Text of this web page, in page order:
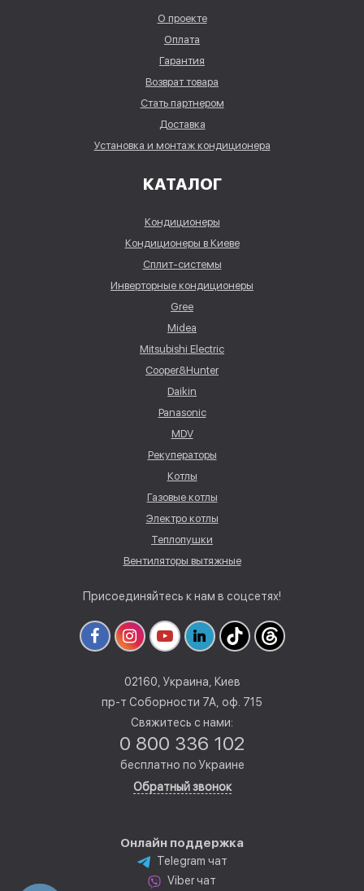
О проекте
Оплата
Гарантия
Возврат товара
Стать партнером
Доставка
Установка и монтаж кондиционера
КАТАЛОГ
Кондиционеры
Кондиционеры в Киеве
Сплит-системы
Инверторные кондиционеры
Gree
Midea
Mitsubishi Electric
Cooper&Hunter
Daikin
Panasonic
MDV
Рекуператоры
Котлы
Газовые котлы
Электро котлы
Теплопушки
Вентиляторы вытяжные
Присоединяйтесь к нам в соцсетях!
02160, Украина, Киев
пр-т Соборности 7А, оф. 715
Свяжитесь с нами:
0 800 336 102
бесплатно по Украине
Обратный звонок
Онлайн поддержка
Telegram чат
Viber чат